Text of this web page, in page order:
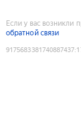
Если у вас возникли
обратной связи
9175683381740887437: